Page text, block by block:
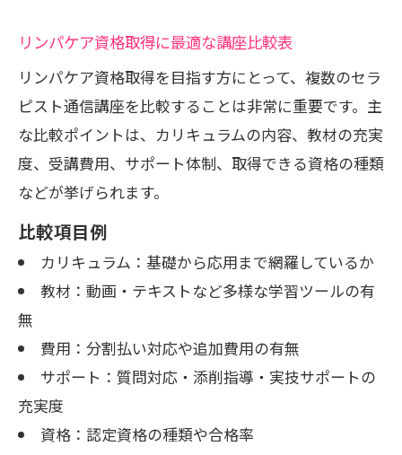
リンパケア資格取得に最適な講座比較表
リンパケア資格取得を目指す方にとって、複数のセラ
ピスト通信講座を比較することは非常に重要です。主
な比較ポイントは、カリキュラムの内容、教材の充実
度、受講費用、サポート体制、取得できる資格の種類
などが挙げられます。
比較項目例
カリキュラム：基礎から応用まで網羅しているか
教材：動画・テキストなど多様な学習ツールの有
無
費用：分割払い対応や追加費用の有無
サポート：質問対応・添削指導・実技サポートの
充実度
資格：認定資格の種類や合格率